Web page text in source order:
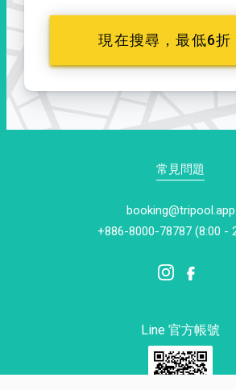
現在搜尋，最低6
常見問題
booking@tripool.app
+886-8000-78787 (8:00 -
Line 官方帳號